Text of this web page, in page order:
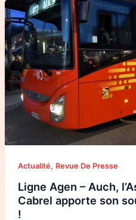
Actualité, Revue De Presse
Ligne Agen – Auch,
Cabrel apporte son
!
Ligne
Agen
–
Auch,
l’Astaffortais
Francis
Cabrel
apporte
son
soutien
la
réouverture
!